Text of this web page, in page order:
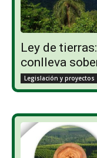
Ley de
conlleva
Legislación y proyectos